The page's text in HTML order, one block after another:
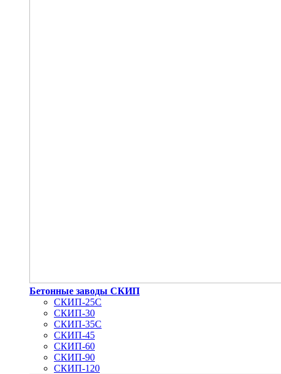
Бетонные заводы СКИП
СКИП-25С
СКИП-30
СКИП-35С
СКИП-45
СКИП-60
СКИП-90
СКИП-120